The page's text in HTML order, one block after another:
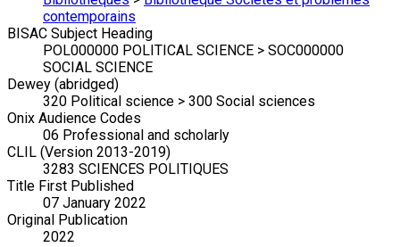
contemporains
BISAC Subject Heading
POL000000 POLITICAL SCIENCE > SOC000000
SOCIAL SCIENCE
Dewey (abridged)
320 Political science > 300 Social sciences
Onix Audience Codes
06 Professional and scholarly
CLIL (Version 2013-2019)
3283 SCIENCES POLITIQUES
Title First Published
07 January 2022
Original Publication
2022